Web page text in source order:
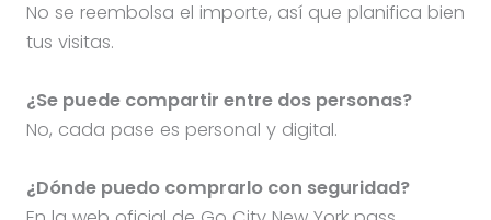
No se reembolsa el importe, así que planifica bien
tus visitas.
¿Se puede compartir entre dos personas?
No, cada pase es personal y digital.
¿Dónde puedo comprarlo con seguridad?